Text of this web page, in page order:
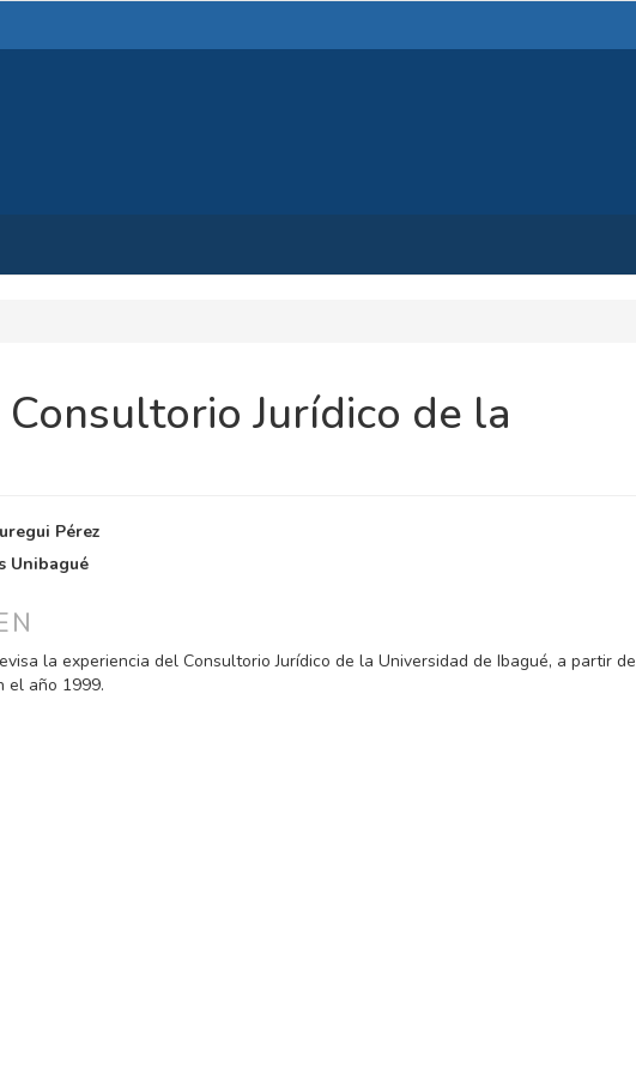
Jurídico de la
Pérez
Unibagué
la experiencia del Consultorio Jurídico de la Universidad de Ibagué, a partir de
el año 1999.